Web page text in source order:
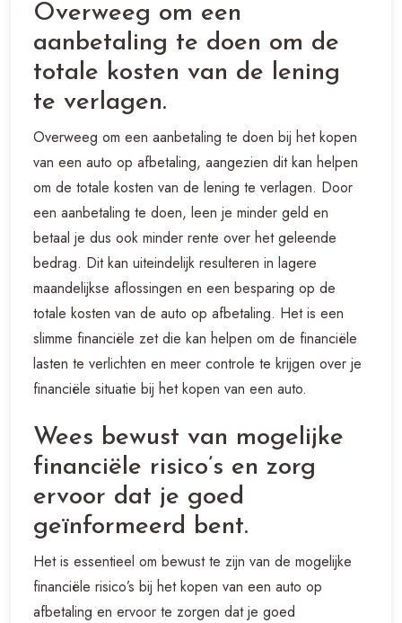
Overweeg om een
aanbetaling te doen om de
totale kosten van de lening
te verlagen.
Overweeg om een aanbetaling te doen bij het kopen
van een auto op afbetaling, aangezien dit kan helpen
om de totale kosten van de lening te verlagen. Door
een aanbetaling te doen, leen je minder geld en
betaal je dus ook minder rente over het geleende
bedrag. Dit kan uiteindelijk resulteren in lagere
maandelijkse aflossingen en een besparing op de
totale kosten van de auto op afbetaling. Het is een
slimme financiële zet die kan helpen om de financiële
lasten te verlichten en meer controle te krijgen over je
financiële situatie bij het kopen van een auto.
Wees bewust van mogelijke
financiële risico’s en zorg
ervoor dat je goed
geïnformeerd bent.
Het is essentieel om bewust te zijn van de mogelijke
financiële risico’s bij het kopen van een auto op
afbetaling en ervoor te zorgen dat je goed